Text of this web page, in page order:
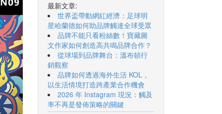
最新文章:
世界盃帶動網紅經濟：足球明
星哈蘭德如何助品牌觸達全球受眾
品牌不能只看粉絲數！寶藏圖
文作家如何創造高共鳴品牌合作？
從球場到品牌舞台：溫布頓行
銷觀察
品牌如何透過海外生活 KOL，
以生活情境打造跨產業合作機會
2026 年 Instagram 現況：觸及
率不再是發佈策略的關鍵